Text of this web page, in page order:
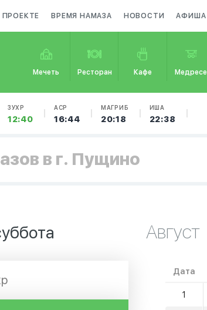
ПРОЕКТЕ ВРЕМЯ НАМАЗА НОВОСТИ АФИША
Мечеть Ресторан Кафе Медресе
ЗУХР
12:40
АСР
16:44
МАГРИБ
20:18
ИША
22:38
в г. Пущино
Август
Дата
1